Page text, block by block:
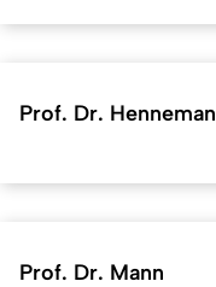
Prof. Dr.
Prof. Dr. Mann